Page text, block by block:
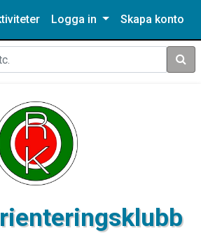
Logga in Skapa konto
Sök